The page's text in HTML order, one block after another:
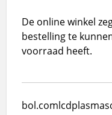
De online winkel
bestelling te
voorraad heeft.
bol.comlcd